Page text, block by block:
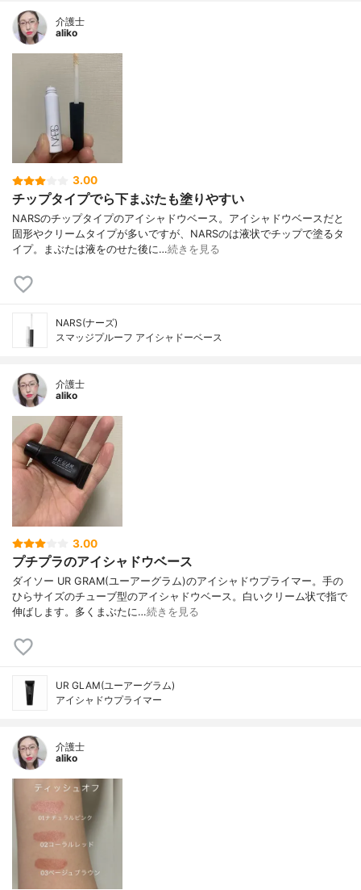
介護士
aliko
3.00
チップタイプでら下まぶたも塗りやすい
NARSのチップタイプのアイシャドウベース。アイシャドウベースだと
固形やクリームタイプが多いですが、NARSのは液状でチップで塗るタ
イプ。まぶたは液をのせた後に…続きを見る
NARS(ナーズ)
スマッジプルーフ アイシャドーベース
介護士
aliko
3.00
プチプラのアイシャドウベース
ダイソー UR GRAM(ユーアーグラム)のアイシャドウプライマー。手の
ひらサイズのチューブ型のアイシャドウベース。白いクリーム状で指で
伸ばします。多くまぶたに…続きを見る
UR GLAM(ユーアーグラム)
アイシャドウプライマー
介護士
aliko